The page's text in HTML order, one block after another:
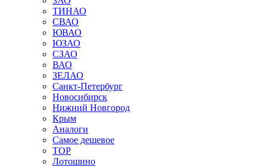
ТИНАО
СВАО
ЮВАО
ЮЗАО
СЗАО
ВАО
ЗЕЛАО
Санкт-Петербург
Новосибирск
Нижний Новгород
Крым
Аналоги
Самое дешевое
TOP
Лотошино